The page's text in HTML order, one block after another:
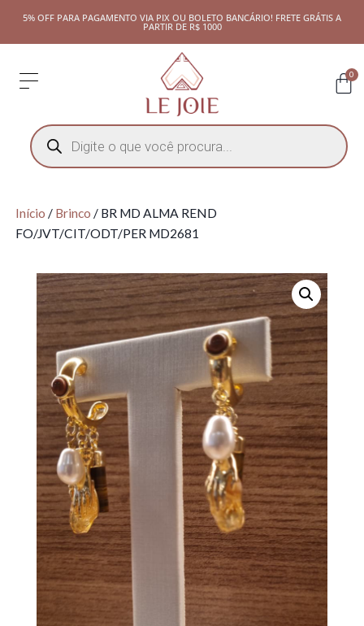
5% OFF PARA PAGAMENTO VIA PIX OU BOLETO BANCÁRIO! FRETE GRÁTIS A
PARTIR DE R$ 1000
0
Início / Brinco / BR MD ALMA REND
FO/JVT/CIT/ODT/PER MD2681